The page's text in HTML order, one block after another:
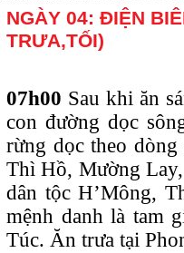
NGÀY 04: ĐIỆN
TRƯA,TỐI)
07h00 Sau khi ăn
con đường dọc
rừng dọc theo
Thì Hồ, Mường
dân tộc H’Mông,
mệnh danh là tam
Túc. Ăn trưa tại